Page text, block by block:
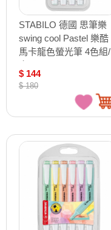
STABILO 德國 思筆樂
swing cool Pastel 樂酷
馬卡龍色螢光筆 4色組/
$ 144
$ 180